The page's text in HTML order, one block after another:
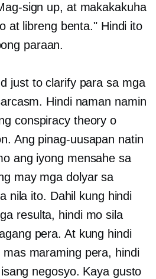
sign up, at makakakuha
at libreng benta." Hindi ito
paraan.
just to clarify para sa mga
Hindi naman namin
conspiracy theory o
Ang pinag-uusapan natin
ang iyong mensahe sa
may mga dolyar sa
nila ito. Dahil kung hindi
resulta, hindi mo sila
pera. At kung hindi
maraming pera, hindi
negosyo. Kaya gusto